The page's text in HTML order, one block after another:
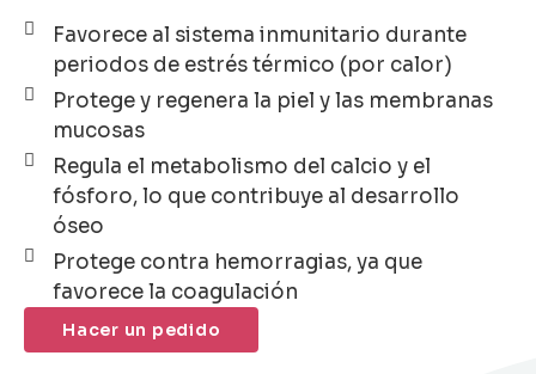
Favorece al sistema inmunitario durante
periodos de estrés térmico (por calor)
Protege y regenera la piel y las membranas
mucosas
Regula el metabolismo del calcio y el
fósforo, lo que contribuye al desarrollo
óseo
Protege contra hemorragias, ya que
favorece la coagulación
Hacer un pedido